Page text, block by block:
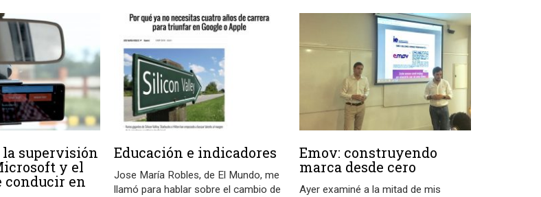
la supervisión
y el
conducir en
Educación e indicadores
Jose María Robles, de El Mundo, me
llamó para hablar sobre el cambio de
Emov: construyendo
marca desde cero
Ayer examiné a la mitad de mis